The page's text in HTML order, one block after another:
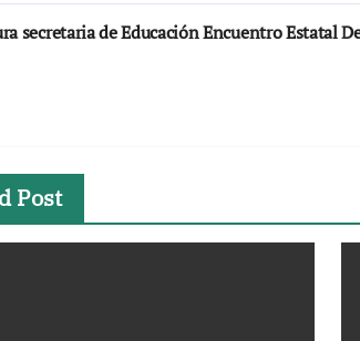
secretaria de Educación Encuentro Estatal
Post